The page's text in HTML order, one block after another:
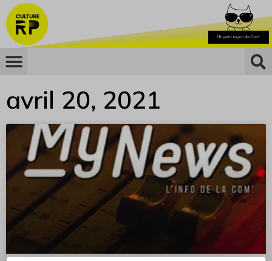
avril 20, 2021